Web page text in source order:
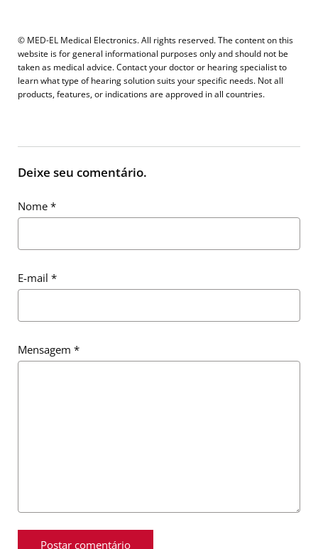
© MED-EL Medical Electronics. All rights reserved. The content on this
website is for general informational purposes only and should not be
taken as medical advice. Contact your doctor or hearing specialist to
learn what type of hearing solution suits your specific needs. Not all
products, features, or indications are approved in all countries.
Deixe seu comentário.
Nome *
E-mail *
Mensagem *